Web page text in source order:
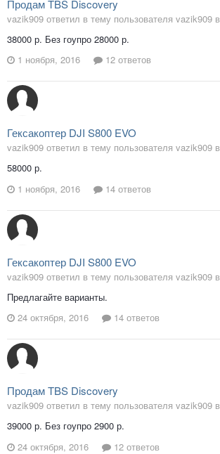
Продам TBS Discovery
vazik909 ответил в тему пользователя vazik909 в
38000 р. Без гоупро 28000 р.
1 ноября, 2016
12 ответов
Гексакоптер DJI S800 EVO
vazik909 ответил в тему пользователя vazik909 в
58000 р.
1 ноября, 2016
14 ответов
Гексакоптер DJI S800 EVO
vazik909 ответил в тему пользователя vazik909 в
Предлагайте варианты.
24 октября, 2016
14 ответов
Продам TBS Discovery
vazik909 ответил в тему пользователя vazik909 в
39000 р. Без гоупро 2900 р.
24 октября, 2016
12 ответов